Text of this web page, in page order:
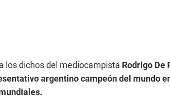
los dichos del mediocampista Rodrigo De
argentino campeón del mundo